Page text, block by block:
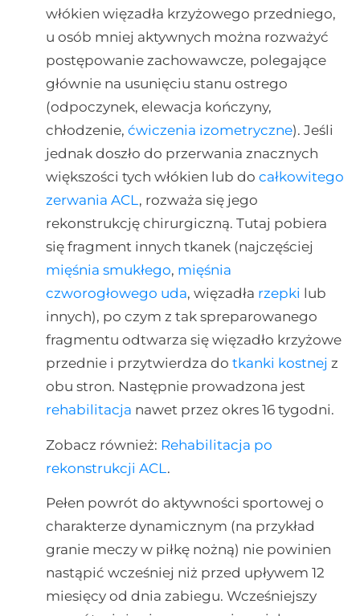
włókien więzadła krzyżowego przedniego,
u osób mniej aktywnych można rozważyć
postępowanie zachowawcze, polegające
głównie na usunięciu stanu ostrego
(odpoczynek, elewacja kończyny,
chłodzenie, ćwiczenia izometryczne). Jeśli
jednak doszło do przerwania znacznych
większości tych włókien lub do całkowitego
zerwania ACL, rozważa się jego
rekonstrukcję chirurgiczną. Tutaj pobiera
się fragment innych tkanek (najczęściej
mięśnia smukłego, mięśnia
czworogłowego uda, więzadła rzepki lub
innych), po czym z tak spreparowanego
fragmentu odtwarza się więzadło krzyżowe
przednie i przytwierdza do tkanki kostnej z
obu stron. Następnie prowadzona jest
rehabilitacja nawet przez okres 16 tygodni.
Zobacz również: Rehabilitacja po
rekonstrukcji ACL.
Pełen powrót do aktywności sportowej o
charakterze dynamicznym (na przykład
granie meczy w piłkę nożną) nie powinien
nastąpić wcześniej niż przed upływem 12
miesięcy od dnia zabiegu. Wcześniejszy